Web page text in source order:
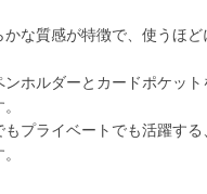
な質感が特徴で、使うほど
ンホルダーとカードポケット
もプライベートでも活躍す